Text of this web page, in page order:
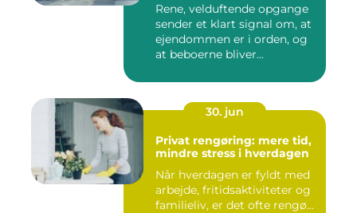
Rene, velduftende opgange
sender et klart signal om, at
ejendommen er i orden, og
at beboerne bliver...
30. jun
Privat rengøring: mere tid,
mindre stress i hverdagen
Når hverdagen er fyldt med
arbejde, fritidsaktiviteter og
familieliv, er det ofte rengø...